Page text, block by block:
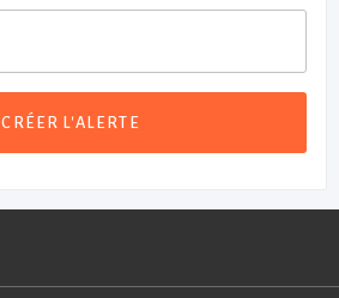
CRÉER L'ALERTE